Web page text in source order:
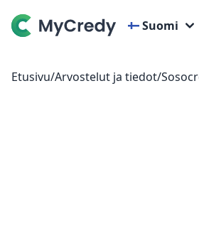
Suomi
Etusivu/Arvostelut ja tiedot/